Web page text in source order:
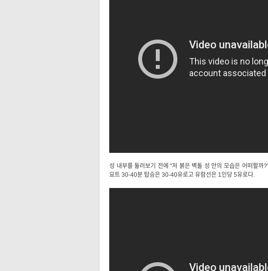
성 내부를 둘러보기 전에 "저 붉은 벽돌 성 안의 모습은 어떠할
요트 30-40분 탑승은 30-40유로고 유람선은 1인당 5유로다.